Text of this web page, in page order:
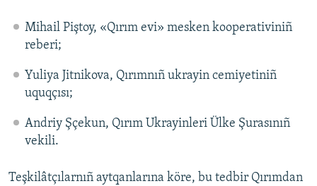
Mihail Piştoy, «Qırım evi» mesken kooperativiniñ
reberi;
Yuliya Jitnikova, Qırımnıñ ukrayin cemiyetiniñ
uquqçısı;
Andriy Şçekun, Qırım Ukrayinleri Ülke Şurasınıñ
vekili.
Teşkilâtçılarnıñ aytqanlarına köre, bu tedbir Qırımdan